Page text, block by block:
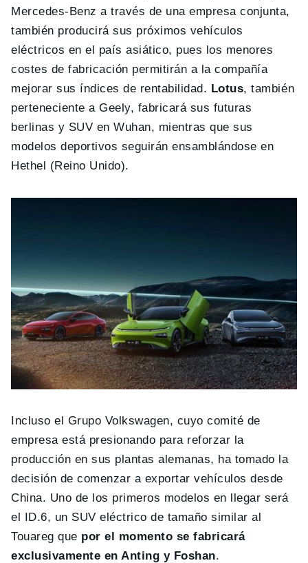
Mercedes-Benz a través de una empresa conjunta,
también producirá sus próximos vehículos
eléctricos en el país asiático, pues los menores
costes de fabricación permitirán a la compañía
mejorar sus índices de rentabilidad. Lotus, también
perteneciente a Geely, fabricará sus futuras
berlinas y SUV en Wuhan, mientras que sus
modelos deportivos seguirán ensamblándose en
Hethel (Reino Unido).
Incluso el Grupo Volkswagen, cuyo comité de
empresa está presionando para reforzar la
producción en sus plantas alemanas, ha tomado la
decisión de comenzar a exportar vehículos desde
China. Uno de los primeros modelos en llegar será
el ID.6, un SUV eléctrico de tamaño similar al
Touareg que por el momento se fabricará
exclusivamente en Anting y Foshan.